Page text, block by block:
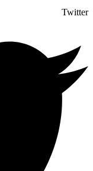
Twitter